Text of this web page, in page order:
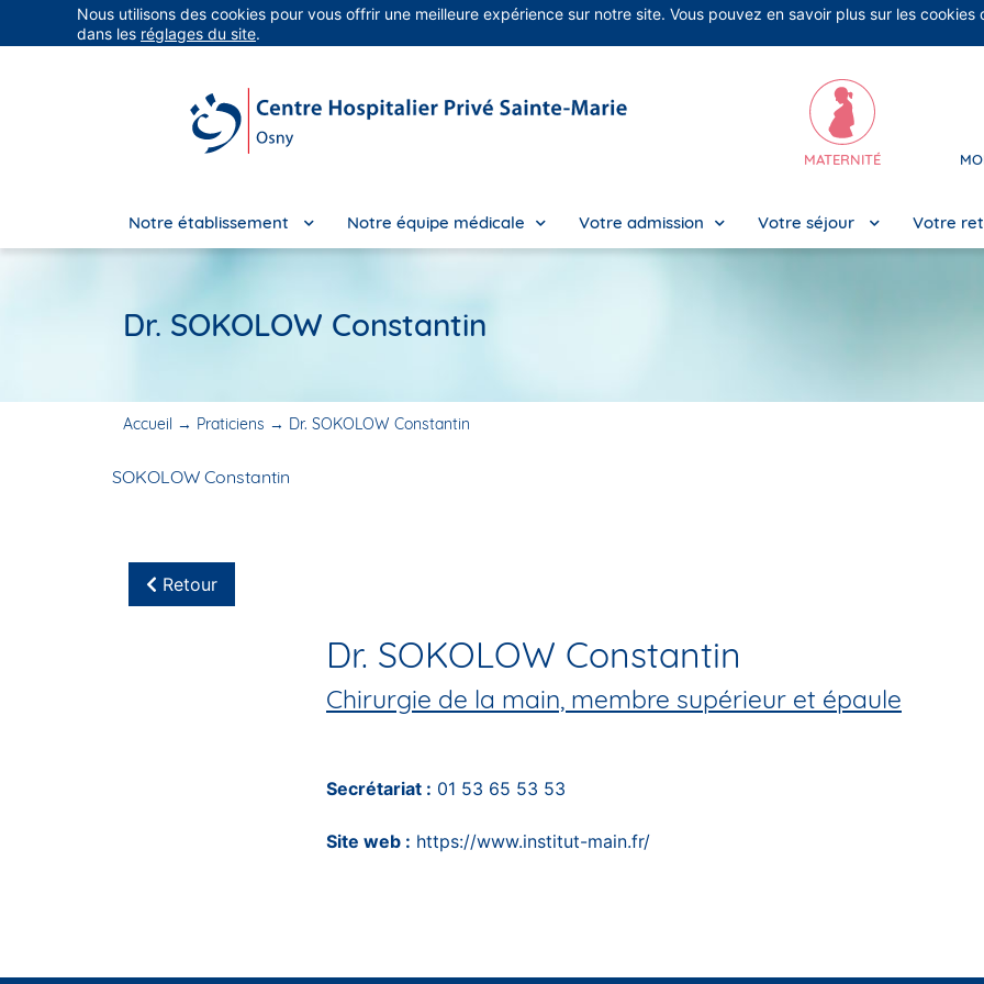
Groupe Vivalto Santé Entre nous, la vie
MATERNITÉ
Notre établissement Notre équipe médicale Votre admission Votre séjour Votre
Dr. SOKOLOW Constantin
Accueil → Praticiens → Dr. SOKOLOW Constantin
SOKOLOW Constantin
Retour
Dr. SOKOLOW Constantin
Chirurgie de la main, membre supérieur et épaule
Secrétariat : 01 53 65 53 53
Site web : https://www.institut-main.fr/
Nous utilisons des cookies pour vous offrir une meilleure expérience sur notre site. Vous pouvez en savoir plus sur les
dans les réglages du site.